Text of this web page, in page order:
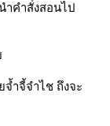
ำคำสั่งสอนไป
ำจี้จำไช ถึงจะ